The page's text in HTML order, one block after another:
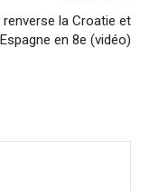
la Croatie et
en 8e (vidéo)